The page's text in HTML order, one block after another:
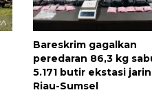
Bareskrim gagalkan
peredaran 86,3 kg
5.171 butir ekstasi
Riau-Sumsel